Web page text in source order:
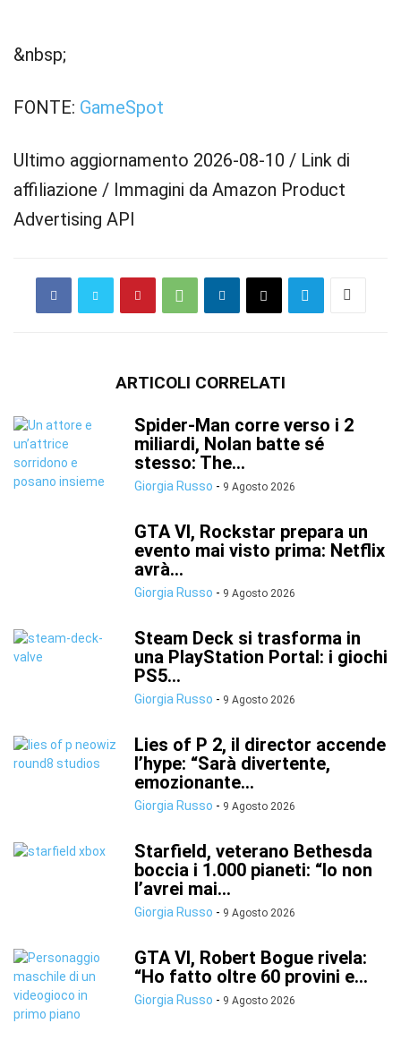
&nbsp;
FONTE: GameSpot
Ultimo aggiornamento 2026-08-10 / Link di
affiliazione / Immagini da Amazon Product
Advertising API
ARTICOLI CORRELATI
Spider-Man corre verso i 2
miliardi, Nolan batte sé
stesso: The...
Giorgia Russo - 9 Agosto 2026
GTA VI, Rockstar prepara un
evento mai visto prima: Netflix
avrà...
Giorgia Russo - 9 Agosto 2026
Steam Deck si trasforma in
una PlayStation Portal: i giochi
PS5...
Giorgia Russo - 9 Agosto 2026
Lies of P 2, il director accende
l’hype: “Sarà divertente,
emozionante...
Giorgia Russo - 9 Agosto 2026
Starfield, veterano Bethesda
boccia i 1.000 pianeti: “Io non
l’avrei mai...
Giorgia Russo - 9 Agosto 2026
GTA VI, Robert Bogue rivela:
“Ho fatto oltre 60 provini e...
Giorgia Russo - 9 Agosto 2026